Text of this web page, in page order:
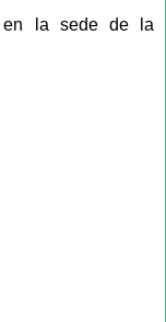
en la sede de la